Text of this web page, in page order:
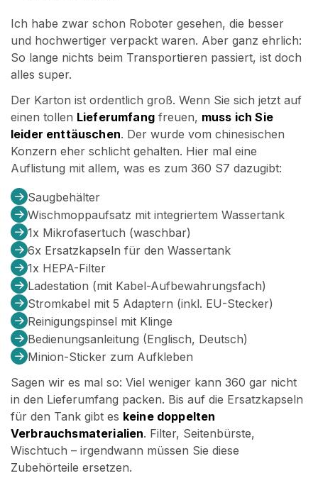
Ich habe zwar schon Roboter gesehen, die besser
und hochwertiger verpackt waren. Aber ganz ehrlich:
So lange nichts beim Transportieren passiert, ist doch
alles super.
Der Karton ist ordentlich groß. Wenn Sie sich jetzt auf
einen tollen Lieferumfangfreuen, muss ich Sie
leider enttäuschen. Der wurde vom chinesischen
Konzern eher schlicht gehalten. Hier mal eine
Auflistung mit allem, was es zum 360 S7 dazugibt:
Saugbehälter
Wischmoppaufsatz mit integriertem Wassertank
1x Mikrofasertuch (waschbar)
6x Ersatzkapseln für den Wassertank
1x HEPA-Filter
Ladestation (mit Kabel-Aufbewahrungsfach)
Stromkabel mit 5 Adaptern (inkl. EU-Stecker)
Reinigungspinsel mit Klinge
Bedienungsanleitung (Englisch, Deutsch)
Minion-Sticker zum Aufkleben
Sagen wir es mal so: Viel weniger kann 360 gar nicht
in den Lieferumfang packen. Bis auf die Ersatzkapseln
für den Tank gibt es keine doppelten
Verbrauchsmaterialien. Filter, Seitenbürste,
Wischtuch – irgendwann müssen Sie diese
Zubehörteile ersetzen.